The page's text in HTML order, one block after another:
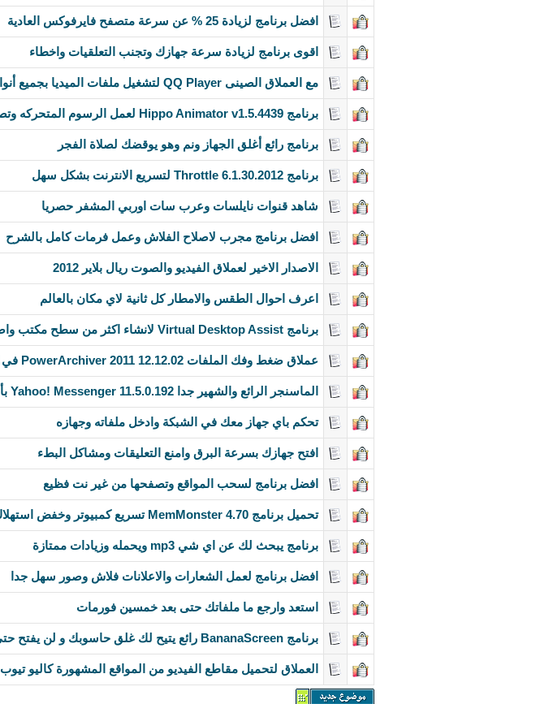
افضل برنامج لزيادة 25 % عن سرعة متصفح فايرفوكس العادية
اقوى برنامج لزيادة سرعة جهازك وتجنب التعلقيات واخطاء
مع العملاق الصينى QQ Player لتشغيل ملفات الميديا بجميع أنواعها
برنامج Hippo Animator v1.5.4439 لعمل الرسوم المتحركه وتصميمات الافلام + التفعيل
برنامج رائع أغلق الجهاز ونم وهو يوقضك لصلاة الفجر
برنامج Throttle 6.1.30.2012 لتسريع الانترنت بشكل سهل
شاهد قنوات نايلسات وعرب سات اوربي المشفر حصريا
افضل برنامج مجرب لاصلاح الفلاش وعمل فرمات كامل بالشرح
الاصدار الاخير لعملاق الفيديو والصوت ريال بلاير 2012
اعرف احوال الطقس والامطار كل ثانية لاي مكان بالعالم
برنامج Virtual Desktop Assist لانشاء اكثر من سطح مكتب واضافة التاثرات
عملاق ضغط وفك الملفات PowerArchiver 2011 12.12.02 في اخر اصداراتة
الماسنجر الرائع والشهير جدا Yahoo! Messenger 11.5.0.192 بأخر اصدار ..
تحكم باي جهاز معك في الشبكة وادخل ملفاته وجهازه
افتح جهازك بسرعة البرق وامنع التعليقات ومشاكل البطء
افضل برنامج لسحب المواقع وتصفحها من غير نت فظيع
تحميل برنامج MemMonster 4.70 تسريع كمبيوتر وخفض استهلاك ميموري الذاكرة
برنامج يبحث لك عن اي شي mp3 ويحمله وزيادات ممتازة
افضل برنامج لعمل الشعارات والاعلانات فلاش وصور سهل جدا
استعد وارجع ما ملفاتك حتى بعد خمسين فورمات
برنامج BananaScreen رائع يتيح لك غلق حاسوبك و لن يفتح حتى يرى وجهك
العملاق لتحميل مقاطع الفيديو من المواقع المشهورة كاليو تيوب